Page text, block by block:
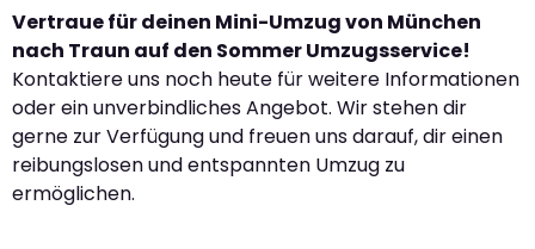
Vertraue für deinen Mini-Umzug von München
nach Traun auf den Sommer Umzugsservice!
Kontaktiere uns noch heute für weitere Informationen
oder ein unverbindliches Angebot. Wir stehen dir
gerne zur Verfügung und freuen uns darauf, dir einen
reibungslosen und entspannten Umzug zu
ermöglichen.